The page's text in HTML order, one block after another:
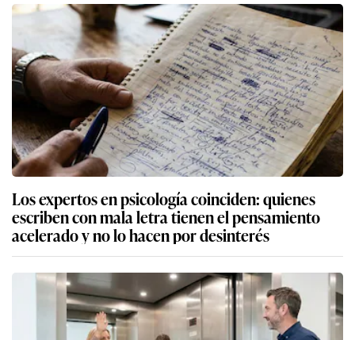
Los expertos en psicología coinciden: quienes
escriben con mala letra tienen el pensamiento
acelerado y no lo hacen por desinterés